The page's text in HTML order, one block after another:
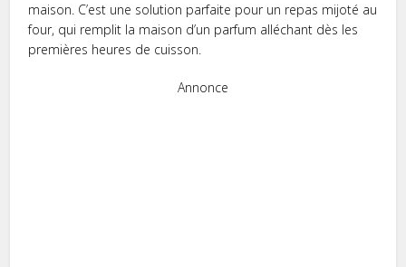
maison. C’est une solution parfaite pour un repas mijoté au
four, qui remplit la maison d’un parfum alléchant dès les
premières heures de cuisson.
Annonce